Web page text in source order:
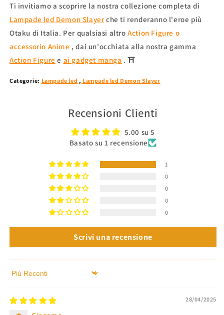
Ti invitiamo a scoprire la nostra collezione completa di
Lampade led Demon Slayerche ti renderanno l'eroe più
Otaku di Italia. Per qualsiasi altroAction Figure o
accessorio Anime , dai un'occhiata alla nostra gamma
Action Figure e ai gadget manga . ⛩
Categorie: Lampade led , Lampade led Demon Slayer
Recensioni Clienti
5.00 su 5
Basato su 1 recensione
1
0
0
0
0
Scrivi una recensione
Sort by
28/04/2025